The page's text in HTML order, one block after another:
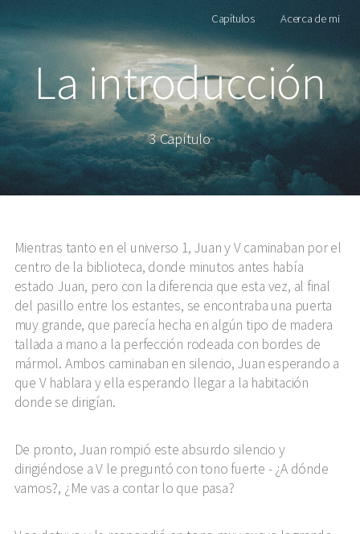
Capítulos Acerca de mi
La introducción
3 Capítulo
Mientras tanto en el universo 1, Juan y V caminaban por el
centro de la biblioteca, donde minutos antes había
estado Juan, pero con la diferencia que esta vez, al final
del pasillo entre los estantes, se encontraba una puerta
muy grande, que parecía hecha en algún tipo de madera
tallada a mano a la perfección rodeada con bordes de
mármol. Ambos caminaban en silencio, Juan esperando a
que V hablara y ella esperando llegar a la habitación
donde se dirigían.
De pronto, Juan rompió este absurdo silencio y
dirigiéndose a V le preguntó con tono fuerte - ¿A dónde
vamos?, ¿Me vas a contar lo que pasa?